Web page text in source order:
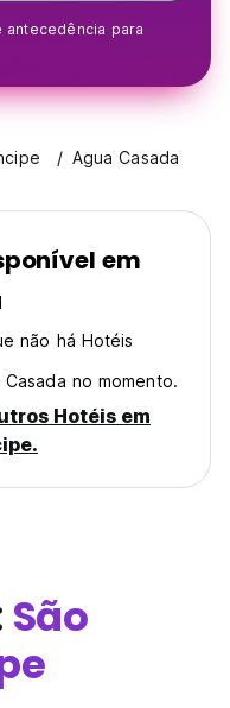
para
Agua Casada
em
não há Hotéis
no momento.
Hotéis em
São